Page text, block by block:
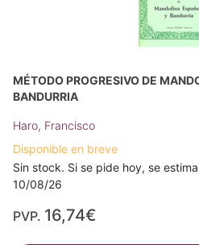
MÉTODO PROGRESIVO DE
BANDURRIA
Haro, Francisco
Disponible en breve
Sin stock. Si se pide hoy, se
10/08/26
PVP. 16,74€